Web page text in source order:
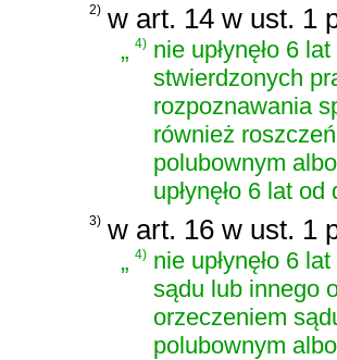
2) w art. 14 w ust. 1
„4) nie upłynęło 6
stwierdzonych
rozpoznawania
również
polubownym
upłynęło 6 lat
3) w art. 16 w ust. 1
„4) nie upłynęło 6
sądu lub innego
orzeczeniem
polubownym